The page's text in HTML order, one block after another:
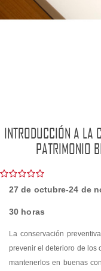
INTRODUCCIÓN A LA
PATRIMONIO
27 de octubre-24 de
30 horas
La conservación
prevenir el deterioro de los
mantenerlos en buenas